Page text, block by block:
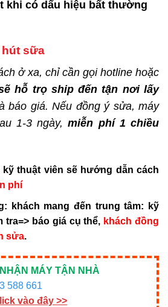
khi có dấu hiệu bất thường
hút sữa
ở xa, chỉ cần gọi hotline hoặc
hỗ trọ ship đến tận nơi lấy
báo giá. Nếu đồng ý sửa, máy
1-3 ngày,miễn phí 1 chiều
kỹ thuật viên sẽ hướng dẫn cách
phí
khách mang đến trung tâm: kỹ
tra=> báo giá cụ thể, khách đồng
sửa.
MÁY TẬN NHÀ
588 661
vào đây >>